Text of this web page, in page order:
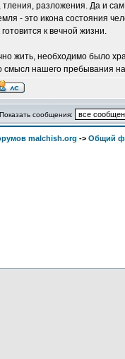
тления, разложения. Да и
- это икона состояния
к вечной жизни.
жить, необходимо было
смысл нашего пребывания
Показать сообщения:
malchish.org -> Общий